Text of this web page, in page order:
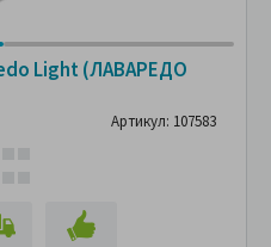
Light (ЛАВАРЕДО
Артикул: 107583